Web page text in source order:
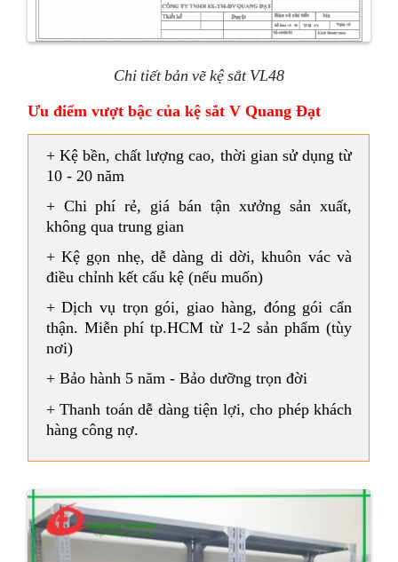
Chi tiết bản vẽ kệ sắt VL48
Ưu điểm vượt bậc của kệ sắt V Quang Đạt
+ Kệ bền, chất lượng cao, thời gian sử dụng từ
10 - 20 năm
+ Chi phí rẻ, giá bán tận xưởng sản xuất,
không qua trung gian
+ Kệ gọn nhẹ, dễ dàng di dời, khuôn vác và
điều chỉnh kết cấu kệ (nếu muốn)
+ Dịch vụ trọn gói, giao hàng, đóng gói cẩn
thận. Miễn phí tp.HCM từ 1-2 sản phẩm (tùy
nơi)
+ Bảo hành 5 năm - Bảo dưỡng trọn đời
+ Thanh toán dễ dàng tiện lợi, cho phép khách
hàng công nợ.